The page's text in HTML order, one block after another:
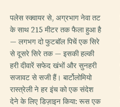
पलेस स्क्वायर से, अग्रभाग नेवा तट
के साथ 215 मीटर तक फैला हुआ है
— लगभग दो फुटबॉल पिचें एक सिरे
से दूसरे सिरे तक — इसकी हल्की
हरी दीवारें सफेद खंभों और सुनहरी
सजावट से सजी हैं। बार्टोलोमियो
रास्त्रेली ने हर इंच को एक संदेश
देने के लिए डिज़ाइन किया: रूस एक